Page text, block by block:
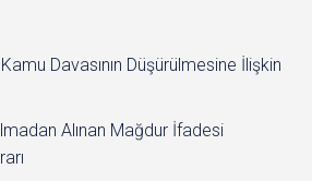
Davasının Düşürülmesine İlişkin
Alınan Mağdur İfadesi